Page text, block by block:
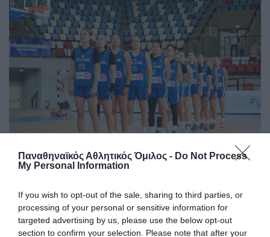
Παναθηναϊκός Αθλητικός Όμιλος - Do Not Process
My Personal Information
If you wish to opt-out of the sale, sharing to third parties, or
processing of your personal or sensitive information for
targeted advertising by us, please use the below opt-out
section to confirm your selection. Please note that after your
Φουλάρει για την πέμπτη θέση η
Εθνική Νεανίδων
και θα παίξει για την πέμπτη θέση στο EuroBasket Β'
κατηγορίας έχοντας δύο παίκτριες του Παναθηναϊκού στη
σύνθεσή της.